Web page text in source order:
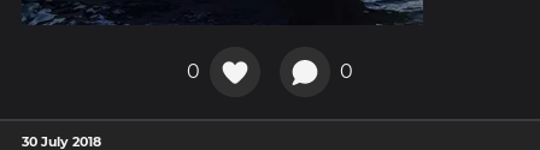
0 0
30 July 2018